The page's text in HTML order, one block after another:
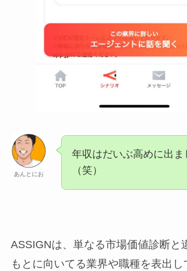
あんとにお
年収はだいぶ高めに出
（笑）
ASSIGNは、単なる市場価値診断と
もとに向いてる業界や職種を表出し